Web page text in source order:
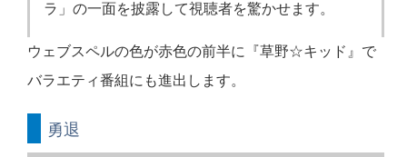
ラ」の一面を披露して視聴者を驚かせます。
ウェブスペルの色が赤色の前半に『草野☆キッド』で
バラエティ番組にも進出します。
勇退